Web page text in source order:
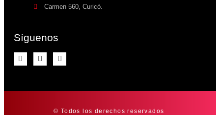
Carmen 560, Curicó.
Síguenos
© Todos los derechos reservados